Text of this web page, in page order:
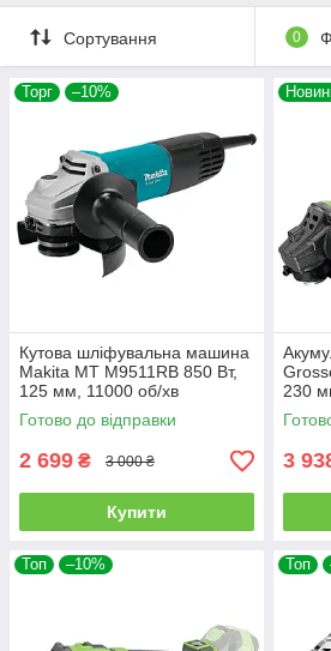
Сортування 0
Торг –10%
Кутова шліфувальна машина
Makita MT M9511RB 850 Вт,
125 мм, 11000 об/хв
Готово до відправки
2 699 ₴ 3 000 ₴
Купити
230
ЗП
3
Топ –10% Топ